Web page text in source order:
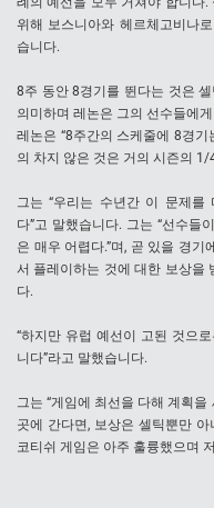
위해 보스니아와 헤르체고비나
습니다.
8주 동안 8경기를 뛴다는 것은
의미하며 레논은 그의 선수들에
레논은 “8주간의 스케줄에 8경
의 차지 않은 것은 거의 시즌의 1/
그는 “우리는 수년간 이 문제를
다”고 말했습니다. 그는 “선수들
은 매우 어렵다.”며, 곧 있을 경기
서 플레이하는 것에 대한 보상을
다.
“하지만 유럽 예선이 고된 것으
니다”라고 말했습니다.
그는 “게임에 최선을 다해 계획을
곳에 간다면, 보상은 셀틱뿐만
코티쉬 게임은 아주 훌륭했으며